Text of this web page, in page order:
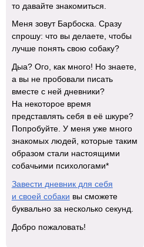
то давайте знакомиться.
Меня зовут Барбоска. Сразу
спрошу: что вы делаете, чтобы
лучше понять свою собаку?
Дыа? Ого, как много! Но знаете,
а вы не пробовали писать
вместе с ней дневники?
На некоторое время
представлять себя в её шкуре?
Попробуйте. У меня уже много
знакомых людей, которые таким
образом стали настоящими
собачьими психологами*
Завести дневник для себя
и своей собаки вы сможете
буквально за несколько секунд.
Добро пожаловать!